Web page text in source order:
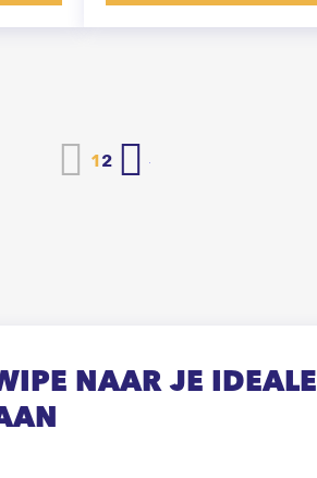
Vorige
12
NAAR JE IDEALE